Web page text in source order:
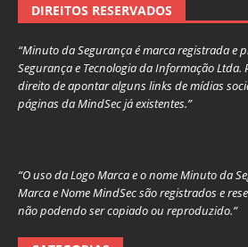
DIREITOS RESERVADOS
“Minuto da Segurança é marca registrada e
Segurança e Tecnologia da Informação Ltda.
direito de apontar alguns links de mídias
páginas da MindSec já existentes.”
“O uso da Logo Marca e o nome Minuto da
Marca e Nome MindSec são registrados e
não podendo ser copiado ou reproduzido.”